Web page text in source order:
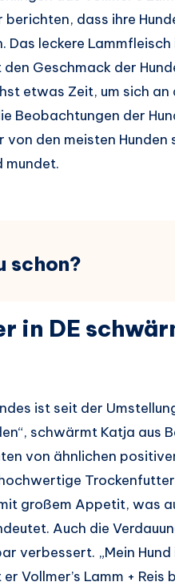
berichten, dass ihre
Das leckere
den Geschmack der
etwas Zeit, um sich
Beobachtungen der
von den meisten
mundet.
schon?
in DE
ist seit der
schwärmt Katja aus
von ähnlichen
großem Appetit, was
Auch die
verbessert. „Mein
Vollmer’s Lamm + Reis